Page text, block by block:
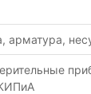
арматура,